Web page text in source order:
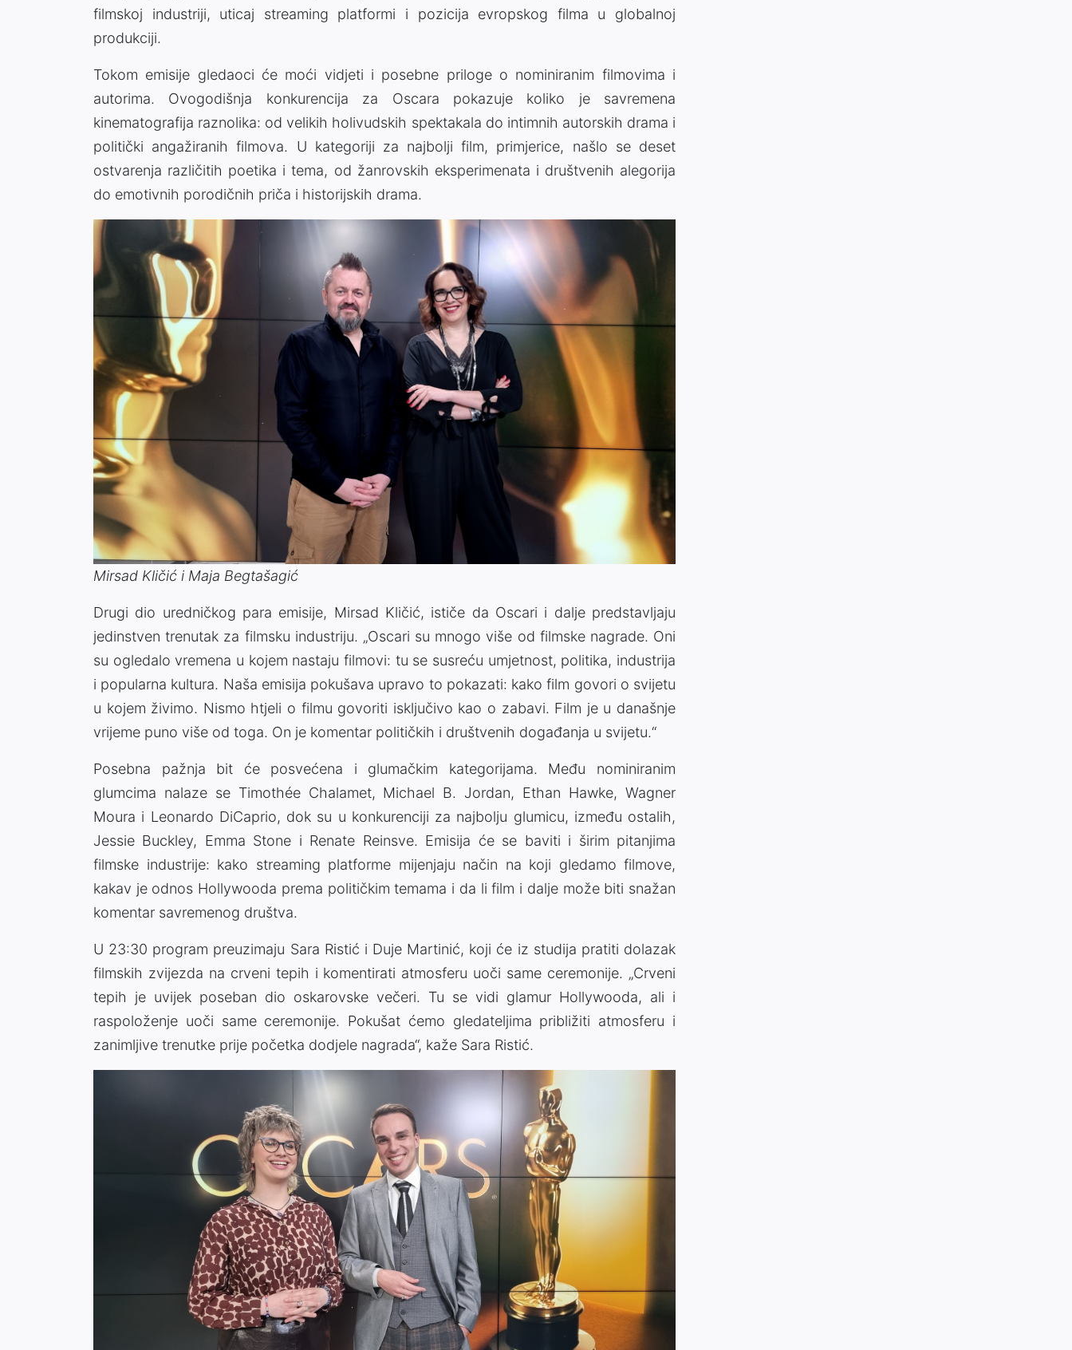
filmskoj industriji, uticaj streaming platformi i pozicija evropskog filma u globalnoj
produkciji.
Tokom emisije gledaoci će moći vidjeti i posebne priloge o nominiranim filmovima i
autorima. Ovogodišnja konkurencija za Oscara pokazuje koliko je savremena
kinematografija raznolika: od velikih holivudskih spektakala do intimnih autorskih drama i
politički angažiranih filmova. U kategoriji za najbolji film, primjerice, našlo se deset
ostvarenja različitih poetika i tema, od žanrovskih eksperimenata i društvenih alegorija
do emotivnih porodičnih priča i historijskih drama.
Mirsad Kličić i Maja Begtašagić
Drugi dio uredničkog para emisije, Mirsad Kličić, ističe da Oscari i dalje predstavljaju
jedinstven trenutak za filmsku industriju. „Oscari su mnogo više od filmske nagrade. Oni
su ogledalo vremena u kojem nastaju filmovi: tu se susreću umjetnost, politika, industrija
i popularna kultura. Naša emisija pokušava upravo to pokazati: kako film govori o svijetu
u kojem živimo. Nismo htjeli o filmu govoriti isključivo kao o zabavi. Film je u današnje
vrijeme puno više od toga. On je komentar političkih i društvenih događanja u svijetu.“
Posebna pažnja bit će posvećena i glumačkim kategorijama. Među nominiranim
glumcima nalaze se Timothée Chalamet, Michael B. Jordan, Ethan Hawke, Wagner
Moura i Leonardo DiCaprio, dok su u konkurenciji za najbolju glumicu, između ostalih,
Jessie Buckley, Emma Stone i Renate Reinsve. Emisija će se baviti i širim pitanjima
filmske industrije: kako streaming platforme mijenjaju način na koji gledamo filmove,
kakav je odnos Hollywooda prema političkim temama i da li film i dalje može biti snažan
komentar savremenog društva.
U 23:30 program preuzimaju Sara Ristić i Duje Martinić, koji će iz studija pratiti dolazak
filmskih zvijezda na crveni tepih i komentirati atmosferu uoči same ceremonije. „Crveni
tepih je uvijek poseban dio oskarovske večeri. Tu se vidi glamur Hollywooda, ali i
raspoloženje uoči same ceremonije. Pokušat ćemo gledateljima približiti atmosferu i
zanimljive trenutke prije početka dodjele nagrada“, kaže Sara Ristić.